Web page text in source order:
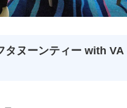
タヌーンティー with VA